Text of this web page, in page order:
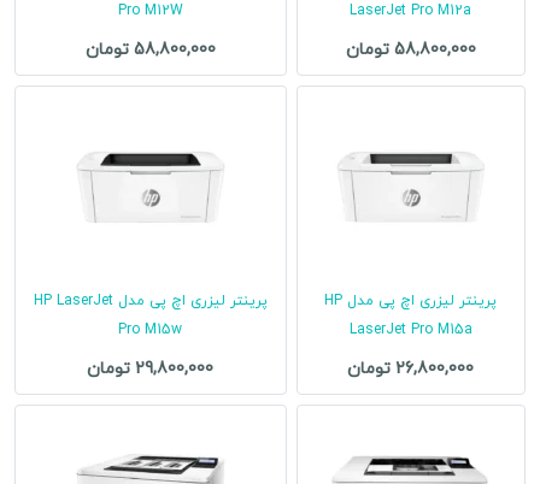
LaserJet Pro M12a
58,800,000 تومان
Pro M12W
58,800,000 تومان
پرینتر لیزری اچ پی مدل HP
LaserJet Pro M15a
26,800,000 تومان
پرینتر لیزری اچ پی مدل HP LaserJet
Pro M15w
29,800,000 تومان